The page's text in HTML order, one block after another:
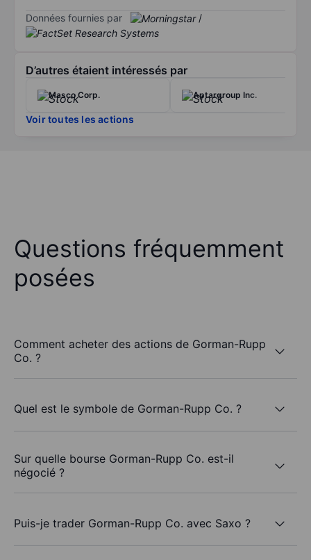
Données fournies par /
D’autres étaient intéressés par
Masco Corp. Aptargroup Inc.
Voir toutes les actions
Questions fréquemment
posées
Comment acheter des actions de Gorman-Rupp
Co. ?
Quel est le symbole de Gorman-Rupp Co. ?
Sur quelle bourse Gorman-Rupp Co. est-il
négocié ?
Puis-je trader Gorman-Rupp Co. avec Saxo ?